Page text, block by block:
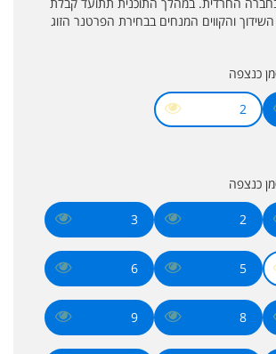
והקווים המנחים בבחירת הפרטנר הזוג
כנצפה
2
כנצפה
2
3
5
6
8
9